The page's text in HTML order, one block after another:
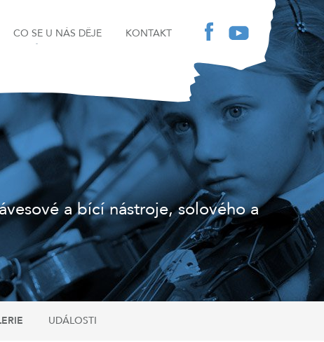
CO SE U NÁS DĚJE KONTAKT
a bící nástroje, solového a
UDÁLOSTI